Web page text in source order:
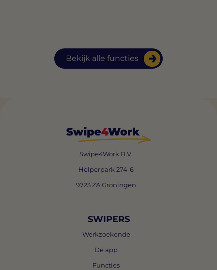
Bekijk alle functies
Swipe4Work B.V.
Helperpark 274-6
9723 ZA Groningen
SWIPERS
Werkzoekende
De app
Functies